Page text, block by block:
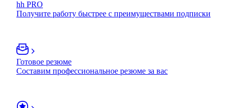
hh PRO
Получите работу быстрее с преимуществами подписки
Готовое резюме
Составим профессиональное резюме за вас